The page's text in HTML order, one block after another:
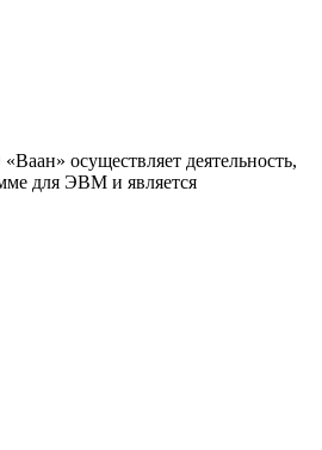
осуществляет деятельность,
для ЭВМ и является